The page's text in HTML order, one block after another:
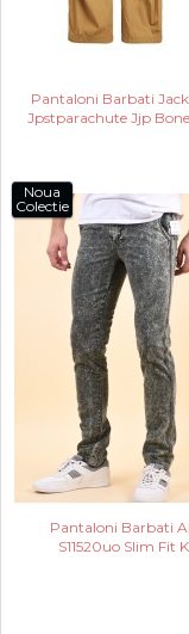
Pantaloni Barbati
Jpstparachute Jjp
Noua
Colectie
Pantaloni Barbati
S11520uo Slim Fit